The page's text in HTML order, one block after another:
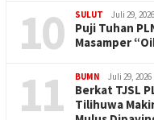
10 SULUT Juli 29, 2026
Puji Tuhan
Masamper
11 BUMN Juli 29, 2026
Berkat TJSL
Tilihuwa